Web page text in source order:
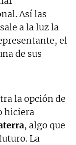
Así las
a la luz la
el
de sus
la opción de
hiciera
, algo que
La